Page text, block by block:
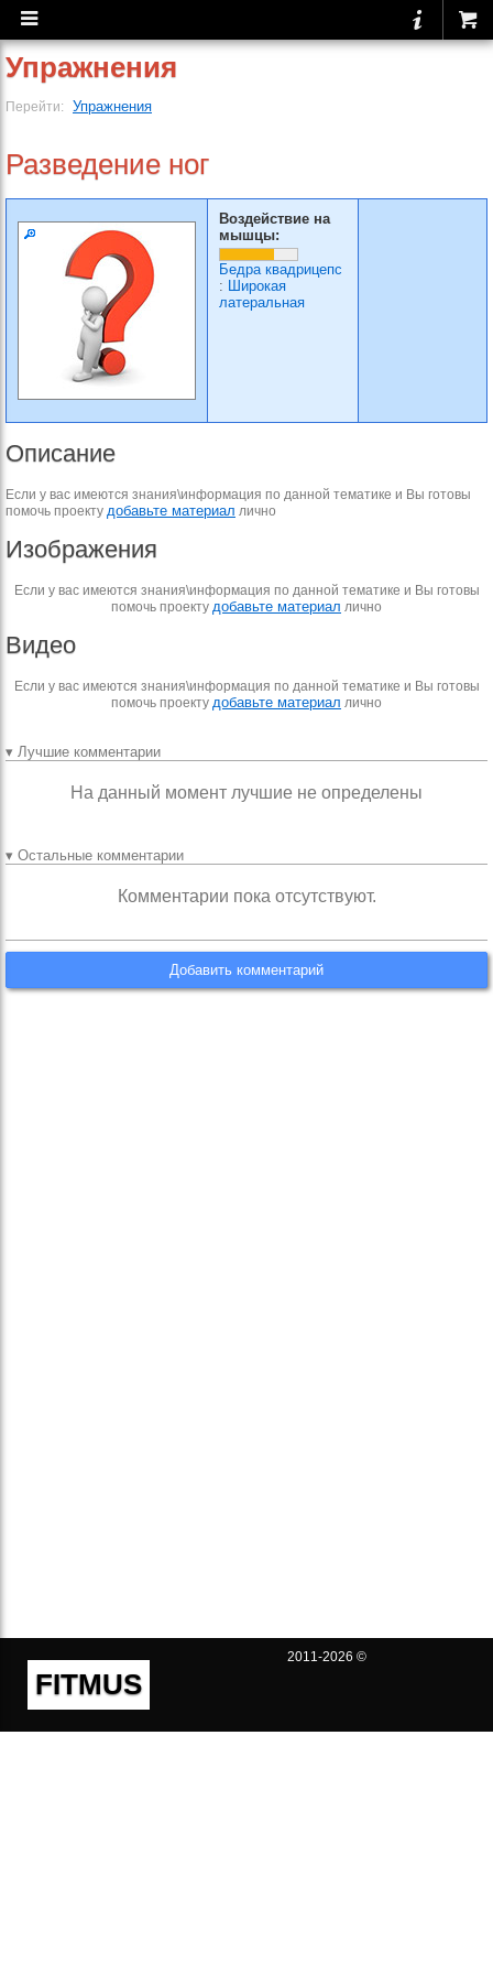
Упражнения
Перейти: Упражнения
Разведение ног
Воздействие на
мышцы:
Бедра квадрицепс
: Широкая
латеральная
Описание
Если у вас имеются знания\информация по данной тематике и Вы готовы
помочь проекту добавьте материал лично
Изображения
Если у вас имеются знания\информация по данной тематике и Вы готовы
помочь проекту добавьте материал лично
Видео
Если у вас имеются знания\информация по данной тематике и Вы готовы
помочь проекту добавьте материал лично
▾ Лучшие комментарии
На данный момент лучшие не определены
▾ Остальные комментарии
Комментарии пока отсутствуют.
Добавить комментарий
FITMUS
2011-2026 ©